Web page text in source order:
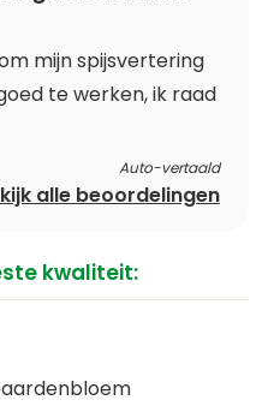
mijn spijsvertering
te werken, ik raad
Auto-vertaald
alle beoordelingen
kwaliteit: